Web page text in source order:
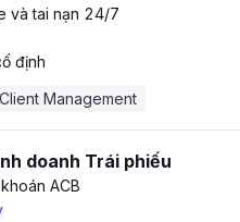
và tai nạn 24/7
định
Client Management
doanh Trái phiếu
ACB